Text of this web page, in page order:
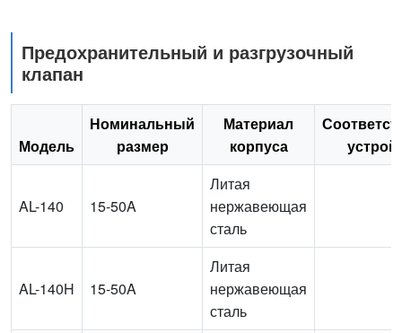
Предохранительный и разгрузочный
клапан
Модель
Номинальный
размер
Материал
корпуса
AL-140 15-50A
Литая
нержавеющая
сталь
AL-140H 15-50A
Литая
нержавеющая
сталь